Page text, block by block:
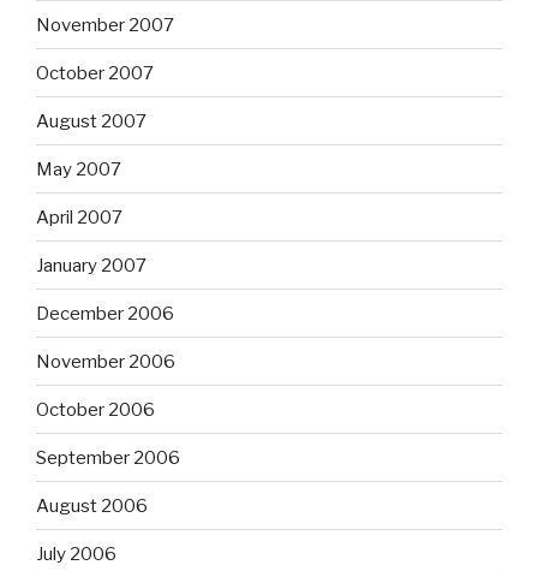
November 2007
October 2007
August 2007
May 2007
April 2007
January 2007
December 2006
November 2006
October 2006
September 2006
August 2006
July 2006